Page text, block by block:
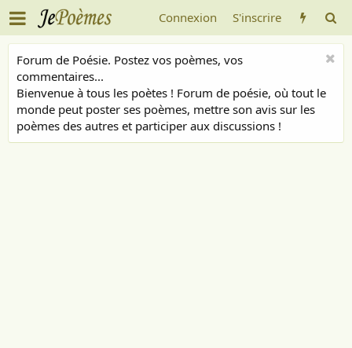
Connexion S'inscrire
Forum de Poésie. Postez vos poèmes, vos
commentaires...
Bienvenue à tous les poètes ! Forum de poésie, où tout le
monde peut poster ses poèmes, mettre son avis sur les
poèmes des autres et participer aux discussions !